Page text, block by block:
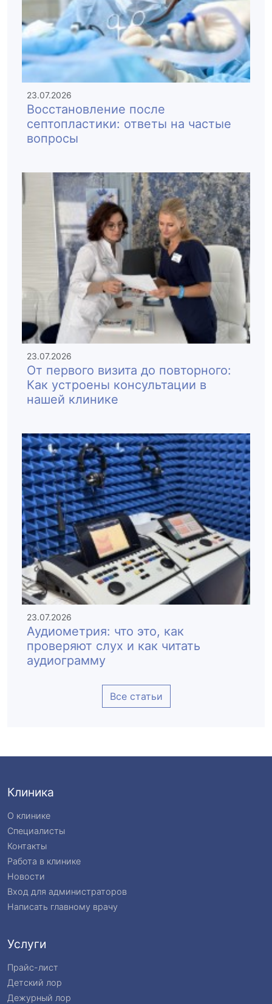
23.07.2026
Восстановление после
септопластики: ответы на частые
вопросы
23.07.2026
От первого визита до повторного:
Как устроены консультации в
нашей клинике
23.07.2026
Аудиометрия: что это, как
проверяют слух и как читать
аудиограмму
Все статьи
Клиника
О клинике
Специалисты
Контакты
Работа в клинике
Новости
Вход для администраторов
Написать главному врачу
Услуги
Прайс-лист
Детский лор
Дежурный лор